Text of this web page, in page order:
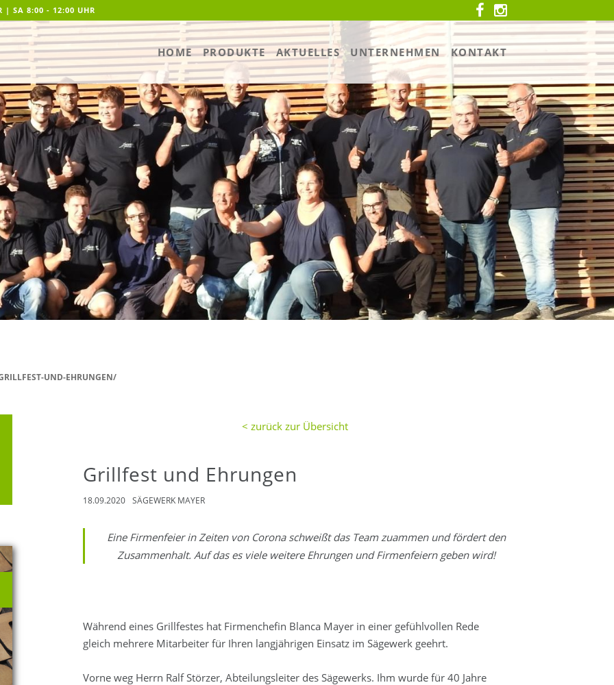
| SA 8:00 - 12:00 UHR
HOME PRODUKTE AKTUELLES UNTERNEHMEN KONTAKT
UND-EHRUNGEN/
< zurück zur Übersicht
Grillfest und Ehrungen
18.09.2020 SÄGEWERK MAYER
Eine Firmenfeier in Zeiten von Corona schweißt das Team zuammen und fördert den
Zusammenhalt. Auf das es viele weitere Ehrungen und Firmenfeiern geben wird!
Während eines Grillfestes hat Firmenchefin Blanca Mayer in einer gefühlvollen Rede
gleich mehrere Mitarbeiter für Ihren langjährigen Einsatz im Sägewerk geehrt.
Vorne weg Herrn Ralf Störzer, Abteilungsleiter des Sägewerks. Ihm wurde für 40 Jahre